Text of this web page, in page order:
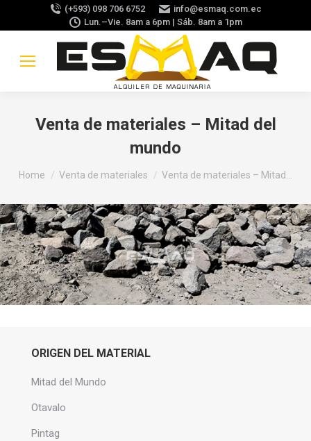
(+593) 098 706 6752
info@esmaq.com.ec
Lun.–Vie. 8am a 6pm | Sáb. 8am a 1pm
Venta de materiales – Mitad del
mundo
You are here:
Home Venta de materiales Venta de materiales – Mitad…
ORIGEN DEL MATERIAL
Mitad del Mundo
Otavalo
Pintag